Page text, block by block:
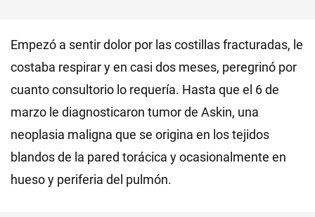
Empezó a sentir dolor por las costillas fracturadas, le
costaba respirar y en casi dos meses, peregrinó por
cuanto consultorio lo requería. Hasta que el 6 de
marzo le diagnosticaron tumor de Askin, una
neoplasia maligna que se origina en los tejidos
blandos de la pared torácica y ocasionalmente en
hueso y periferia del pulmón.